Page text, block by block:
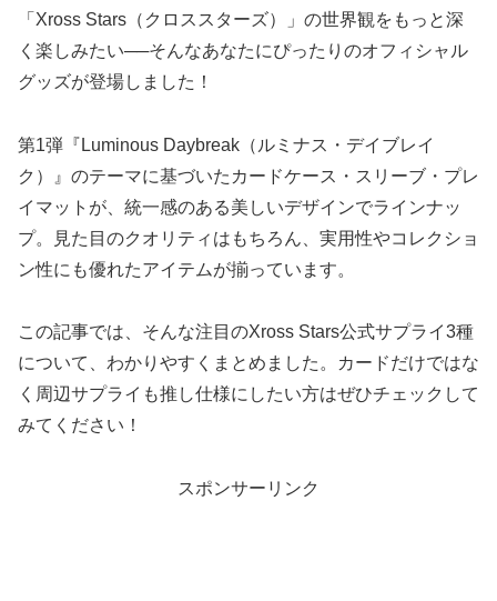
「Xross Stars（クロススターズ）」の世界観をもっと深
く楽しみたい──そんなあなたにぴったりのオフィシャル
グッズが登場しました！
第1弾『Luminous Daybreak（ルミナス・デイブレイ
ク）』のテーマに基づいたカードケース・スリーブ・プレ
イマットが、統一感のある美しいデザインでラインナッ
プ。見た目のクオリティはもちろん、実用性やコレクショ
ン性にも優れたアイテムが揃っています。
この記事では、そんな注目のXross Stars公式サプライ3種
について、わかりやすくまとめました。カードだけではな
く周辺サプライも推し仕様にしたい方はぜひチェックして
みてください！
スポンサーリンク